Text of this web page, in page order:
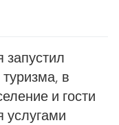
запустил
в
и гости
услугами